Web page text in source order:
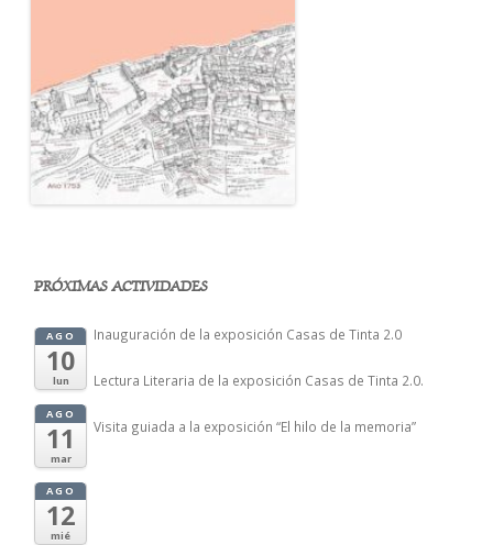
PRÓXIMAS ACTIVIDADES
AGO
10
lun
Inauguración de la exposición Casas de Tinta 2.0
AGO
11
mar
Lectura Literaria de la exposición Casas de Tinta 2.0.
AGO
12
mié
Visita guiada a la exposición “El hilo de la memoria”